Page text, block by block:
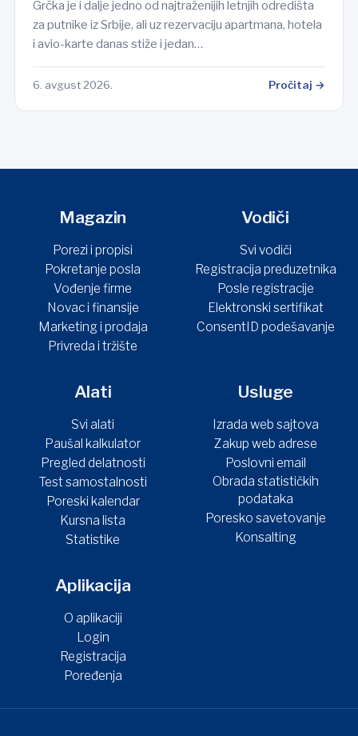
Grčka je i dalje jedno od najtraženijih letnjih odredišta
za putnike iz Srbije, ali uz rezervaciju apartmana, hotela
i avio-karte danas stiže i jedan…
6. avgust 2026. Pročitaj →
Magazin
Porezi i propisi
Pokretanje posla
Vođenje firme
Novac i finansije
Marketing i prodaja
Privreda i tržište
Vodiči
Svi vodiči
Registracija preduzetnika
Posle registracije
Elektronski sertifikat
ConsentID podešavanje
Alati
Svi alati
Paušal kalkulator
Pregled delatnosti
Test samostalnosti
Poreski kalendar
Kursna lista
Statistike
Usluge
Izrada web sajtova
Zakup web adrese
Poslovni email
Obrada statističkih
podataka
Poresko savetovanje
Konsalting
Aplikacija
O aplikaciji
Login
Registracija
Poređenja